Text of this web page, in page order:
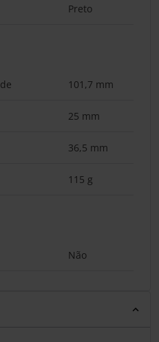
Preto
101,7 mm
25 mm
36,5 mm
115 g
Não